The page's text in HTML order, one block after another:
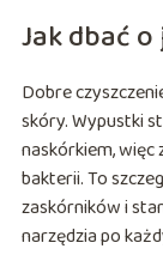
Jak dbać
Dobre
skóry. Wypustki
naskórkiem,
bakterii. To
zaskórników i
narzędzia po